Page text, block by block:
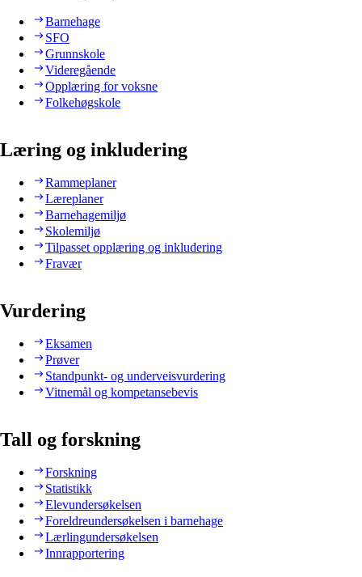
Barnehage
SFO
Grunnskole
Videregående
Opplæring for voksne
Folkehøgskole
Læring og inkludering
Rammeplaner
Læreplaner
Barnehagemiljø
Skolemiljø
Tilpasset opplæring og inkludering
Fravær
Vurdering
Eksamen
Prøver
Standpunkt- og underveisvurdering
Vitnemål og kompetansebevis
Tall og forskning
Forskning
Statistikk
Elevundersøkelsen
Foreldreundersøkelsen i barnehage
Lærlingundersøkelsen
Innrapportering